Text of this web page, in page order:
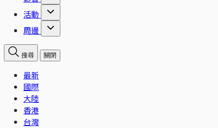
活動
周邊
搜尋 關閉
最新
國際
大陸
香港
台灣